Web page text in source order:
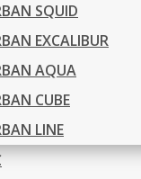
SQUID
EXCALIBUR
AQUA
CUBE
LINE